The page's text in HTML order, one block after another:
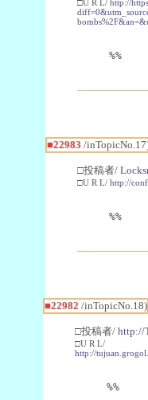
□U R L/ http://
%%
■22983 /
□投稿者/
□U R L/ http://
%%
■22982 /inTopicNo.18)
□投稿者/ http://
□U R L/
http://
%%